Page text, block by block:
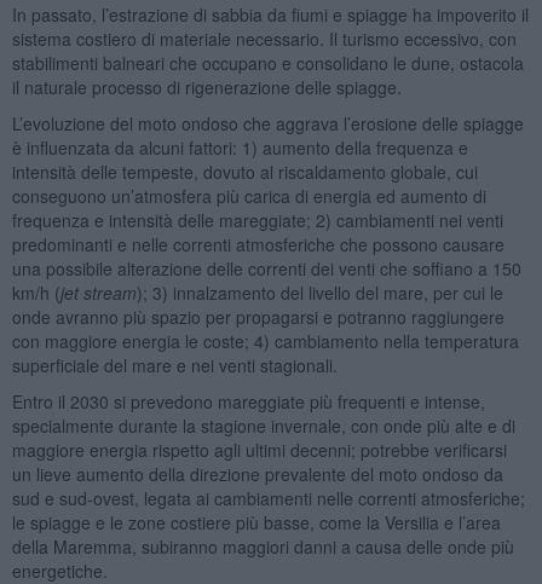
In passato, l’estrazione di sabbia da fiumi e spiagge ha impoverito il
sistema costiero di materiale necessario. Il turismo eccessivo, con
stabilimenti balneari che occupano e consolidano le dune, ostacola
il naturale processo di rigenerazione delle spiagge.
L’evoluzione del moto ondoso che aggrava l’erosione delle spiagge
è influenzata da alcuni fattori: 1) aumento della frequenza e
intensità delle tempeste, dovuto al riscaldamento globale, cui
conseguono un’atmosfera più carica di energia ed aumento di
frequenza e intensità delle mareggiate; 2) cambiamenti nei venti
predominanti e nelle correnti atmosferiche che possono causare
una possibile alterazione delle correnti dei venti che soffiano a 150
km/h (jet stream); 3) innalzamento del livello del mare, per cui le
onde avranno più spazio per propagarsi e potranno raggiungere
con maggiore energia le coste; 4) cambiamento nella temperatura
superficiale del mare e nei venti stagionali.
Entro il 2030 si prevedono mareggiate più frequenti e intense,
specialmente durante la stagione invernale, con onde più alte e di
maggiore energia rispetto agli ultimi decenni; potrebbe verificarsi
un lieve aumento della direzione prevalente del moto ondoso da
sud e sud-ovest, legata ai cambiamenti nelle correnti atmosferiche;
le spiagge e le zone costiere più basse, come la Versilia e l’area
della Maremma, subiranno maggiori danni a causa delle onde più
energetiche.